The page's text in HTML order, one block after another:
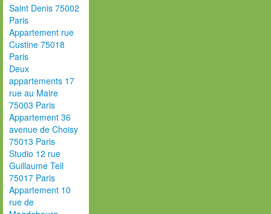
Saint Denis 75002
Paris
Appartement rue
Custine 75018
Paris
Deux
appartements 17
rue au Maire
75003 Paris
Appartement 36
avenue de Choisy
75013 Paris
Studio 12 rue
Guillaume Tell
75017 Paris
Appartement 10
rue de